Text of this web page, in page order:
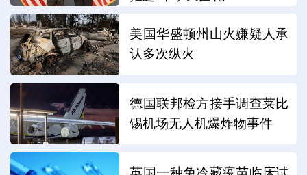
美国华盛顿州山火嫌疑人承
认多次纵火
德国联邦检方接手调查莱比
锡机场无人机爆炸物事件